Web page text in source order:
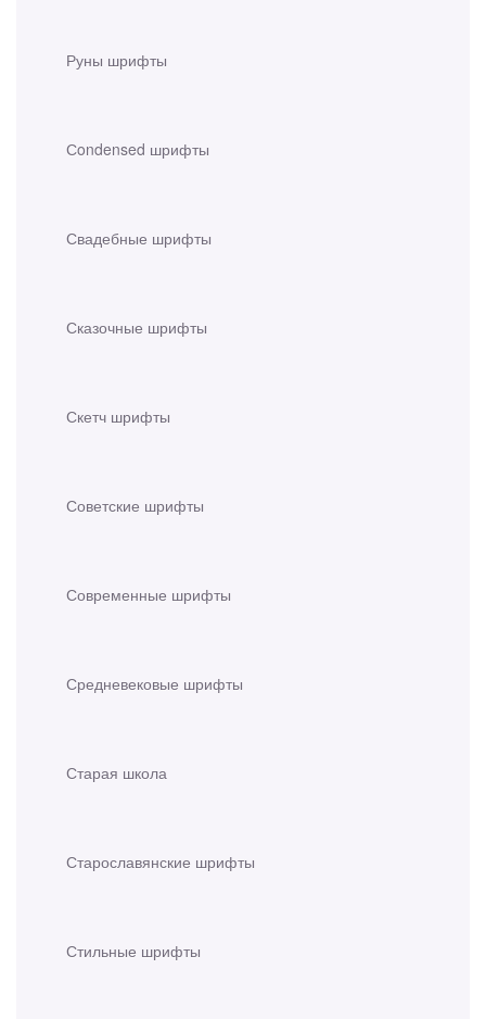
Руны шрифты
Сondensed шрифты
Свадебные шрифты
Сказочные шрифты
Скетч шрифты
Советские шрифты
Современные шрифты
Средневековые шрифты
Старая школа
Старославянские шрифты
Стильные шрифты